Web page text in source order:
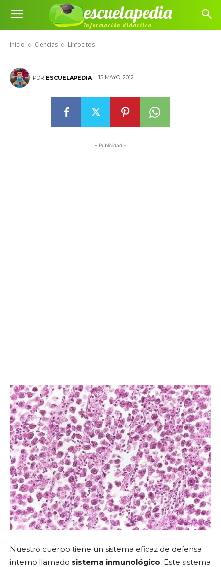
escuelapedia
Información didáctica
Inicio Ciencias Linfocitos
Linfocitos
POR ESCUELAPEDIA 15 MAYO, 2012
- Publicidad -
Nuestro cuerpo tiene un sistema eficaz de defensa
interno llamado sistema inmunológico. Este sistema